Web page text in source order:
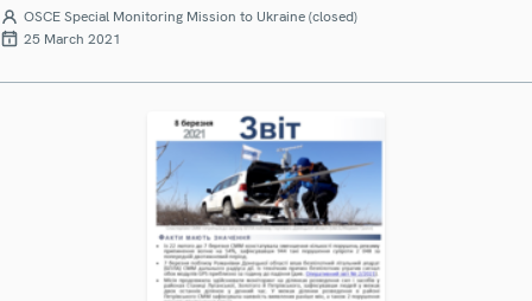
OSCE Special Monitoring Mission to Ukraine (closed)
25 March 2021